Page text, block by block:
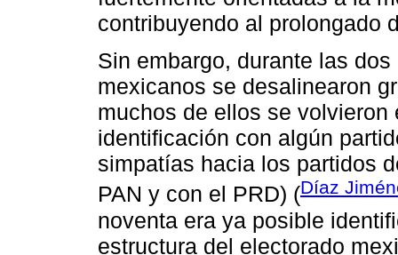
contribuyendo al prolongado
Sin embargo, durante las
mexicanos se desalinearon
muchos de ellos se
identificación con algún
simpatías hacia los partidos
PAN y con el PRD) (Díaz
noventa era ya posible
estructura del electorado